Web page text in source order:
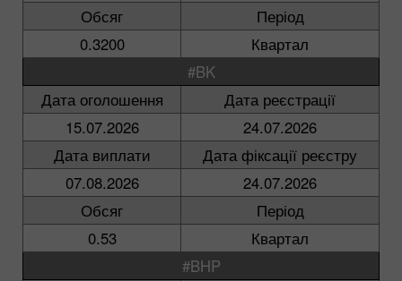
Обсяг
Період
0.3200
Квартал
#BK
Дата оголошення
Дата реєстрації
15.07.2026
24.07.2026
Дата виплати
Дата фіксації реєстру
07.08.2026
24.07.2026
Обсяг
Період
0.53
Квартал
#BHP